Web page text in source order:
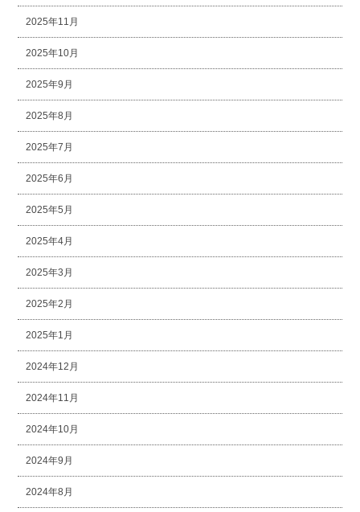
2025年11月
2025年10月
2025年9月
2025年8月
2025年7月
2025年6月
2025年5月
2025年4月
2025年3月
2025年2月
2025年1月
2024年12月
2024年11月
2024年10月
2024年9月
2024年8月